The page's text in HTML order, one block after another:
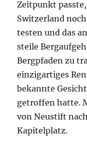
Kapitelplatz.
Pünktlich um 1
sternenklarem
an sehr schnell
Polizeischutz
Isel. Von dort
kontinuierlich
Alm teilweise